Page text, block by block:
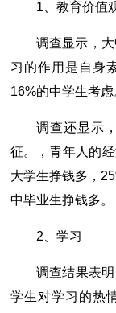
1、教育价值
调查显示，
习的作用是自身
16%的中学生考虑
调查还显示
征。，青年人的
大学生挣钱多，
中毕业生挣钱多。
2、学习
调查结果表
学生对学习的热